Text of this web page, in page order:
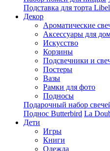
Подставка для торта
Декор
Ароматические
Аксессуары для
Искусство
Корзины
Подсвечники и
Постеры
Вазы
Рамки для фото
Подносы
Подарочный набор
Поднос Butterbird La
Дети
Игры
Книги
Одежда